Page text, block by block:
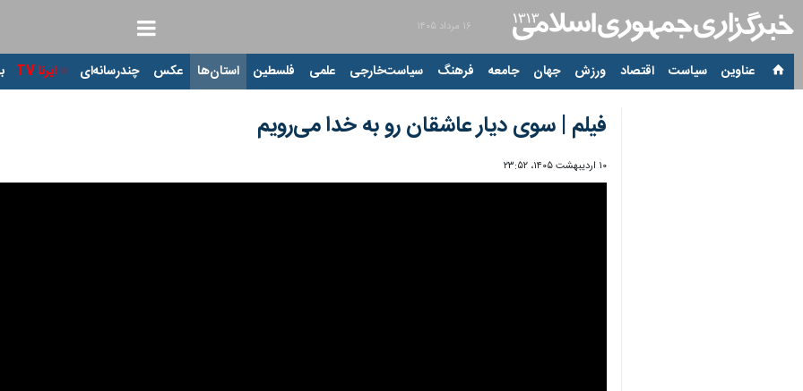
۱۶ مرداد ۱۴۰۵
عناوین‌ سیاست اقتصاد ورزش جهان جامعه فرهنگ سیاست‌خارجی علمی فلسطین استان‌ها عکس چندرسانه‌ای ایرنا TV
فیلم | سوی دیار عاشقان رو به خدا می‌رویم
۱۰ اردیبهشت ۱۴۰۵، ۲۳:۵۲